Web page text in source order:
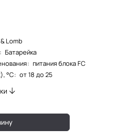
Lomb
: Батарейка
: питания блока FC
°С: от 18 до 25